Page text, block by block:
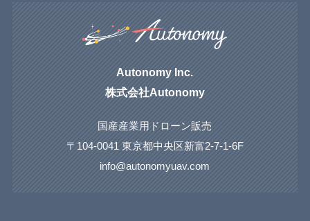
Autonomy Inc.
株式会社Autonomy
国産産業用ドローン販売
〒104-0041 東京都中央区新富2-7-1-6F
info@autonomyuav.com